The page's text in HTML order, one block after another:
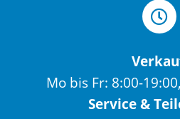
Mo bis Fr: 8:00-
Service &